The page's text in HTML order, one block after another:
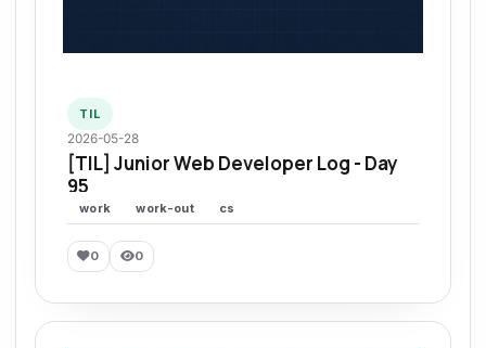
TIL
2026-05-28
[TIL] Junior Web Developer Log - Day
95
work work-out cs
0 0